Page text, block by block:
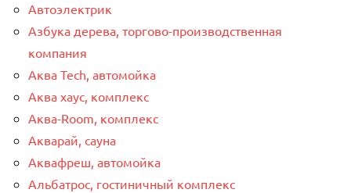
Автоэлектрик
Азбука дерева, торгово-производственная
компания
Аква Tech, автомойка
Аква хаус, комплекс
Аква-Room, комплекс
Акварай, сауна
Аквафреш, автомойка
Альбатрос, гостиничный комплекс